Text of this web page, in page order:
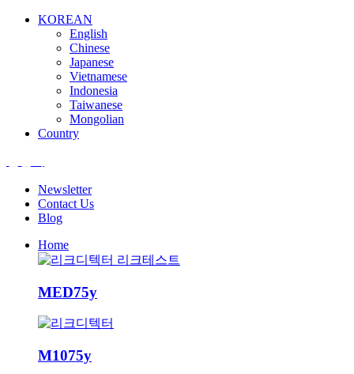
KOREAN
English
Chinese
Japanese
Vietnamese
Indonesia
Taiwanese
Mongolian
Country
Newsletter
Contact Us
Blog
Home
MED75y
M1075y